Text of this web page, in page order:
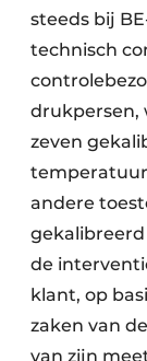
steeds bij
technisch
drukpersen,
zeven
andere
de
klant, op
zaken van
van zijn